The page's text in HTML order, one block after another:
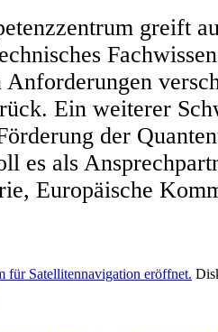
greift
Ein weiterer
der
es als
Europäische
für Satellitennavigation eröffnet.